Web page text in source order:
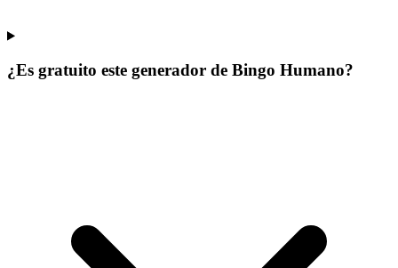
¿Es gratuito este generador de Bingo Humano?